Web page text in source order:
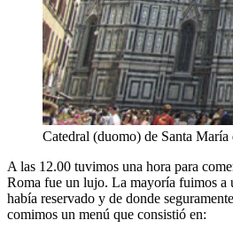
Catedral (duomo) de Santa
A las 12.00 tuvimos una hora para
Roma fue un lujo. La mayoría fuimos a
había reservado y de donde
comimos un menú que consistió en: